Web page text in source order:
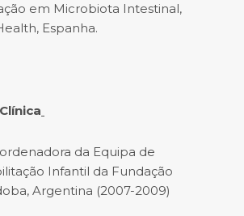
em Microbiota Intestinal,
Espanha.
da Equipa de
Infantil da Fundação
Argentina (2007-2009)